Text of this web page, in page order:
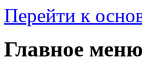
Перейти к
Главное меню